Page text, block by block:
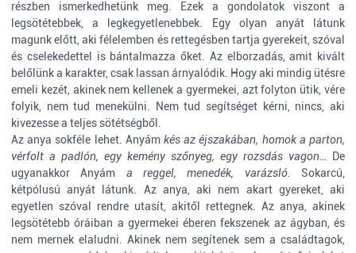
részben ismerkedhetünk meg. Ezek a gondolatok viszont a
legsötétebbek, a legkegyetlenebbek. Egy olyan anyát látunk
magunk előtt, aki félelemben és rettegésben tartja gyerekeit, szóval
és cselekedettel is bántalmazza őket. Az elborzadás, amit kivált
belőlünk a karakter, csak lassan árnyalódik. Hogy aki mindig ütésre
emeli kezét, akinek nem kellenek a gyermekei, azt folyton ütik, vére
folyik, nem tud menekülni. Nem tud segítséget kérni, nincs, aki
kivezesse a teljes sötétségből.
Az anya sokféle lehet. Anyám kés az éjszakában, homok a parton,
vérfolt a padlón, egy kemény szőnyeg, egy rozsdás vagon…
De
ugyanakkor Anyám a reggel, menedék, varázsló.Sokarcú,
kétpólusú anyát látunk. Az anya, aki nem akart gyereket, aki
egyetlen szóval rendre utasít, akitől rettegnek. Az anya, akinek
legsötétebb óráiban a gyermekei éberen fekszenek az ágyban, és
nem mernek elaludni. Akinek nem segítenek sem a családtagok,